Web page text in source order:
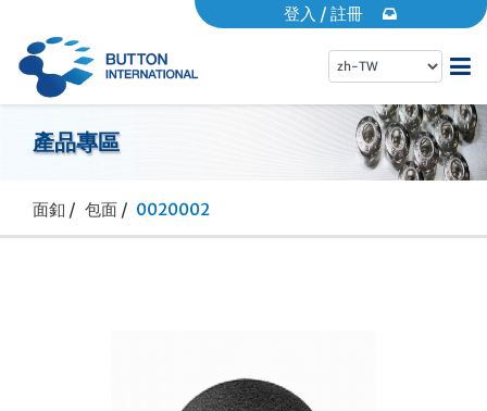
登入 / 註冊
首頁
產品專區
面釦 / 包面 / 0020002